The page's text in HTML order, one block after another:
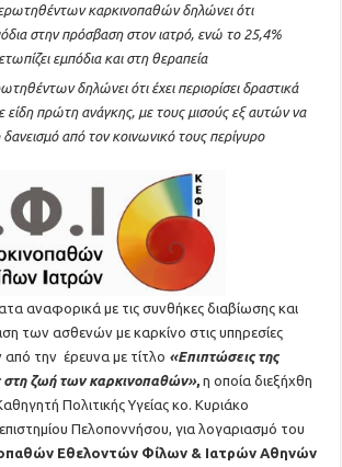
καρκινοπαθών δηλώνει ότι
στην πρόσβαση στον ιατρό, ενώ το 25,4%
εμπόδια και στη θεραπεία
δηλώνει ότι έχει περιορίσει δραστικά
είδη πρώτη ανάγκης, με τους μισούς εξ αυτών να
από τον κοινωνικό τους περίγυρο
αναφορικά με τις συνθήκες διαβίωσης και
των ασθενών με καρκίνο στις υπηρεσίες
από την έρευνα με τίτλο «Επιπτώσεις της
στη ζωή των καρκινοπαθών»,η οποία διεξήχθη
Πολιτικής Υγείας κο. Κυριάκο
Πελοποννήσου, για λογαριασμό του
Εθελοντών Φίλων & Ιατρών Αθηνών